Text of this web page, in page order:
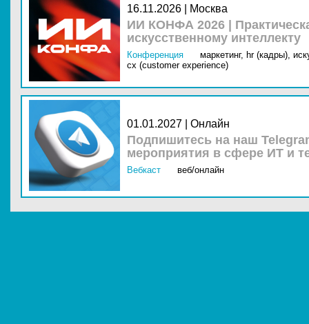
16.11.2026 | Москва
ИИ КОНФА 2026 |
искусственному интеллекту
Конференция маркетинг, hr (кадры),
cx (customer experience)
01.01.2027 | Онлайн
Подпишитесь на наш
мероприятия в сфере ИТ и
Вебкаст веб/онлайн